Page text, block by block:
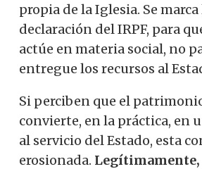
propia de la Iglesia. Se
declaración del IRPF, para
actúe en materia social, no
entregue los recursos al
Si perciben que el
convierte, en la práctica, en
al servicio del Estado, esta
erosionada. Legítimamente,